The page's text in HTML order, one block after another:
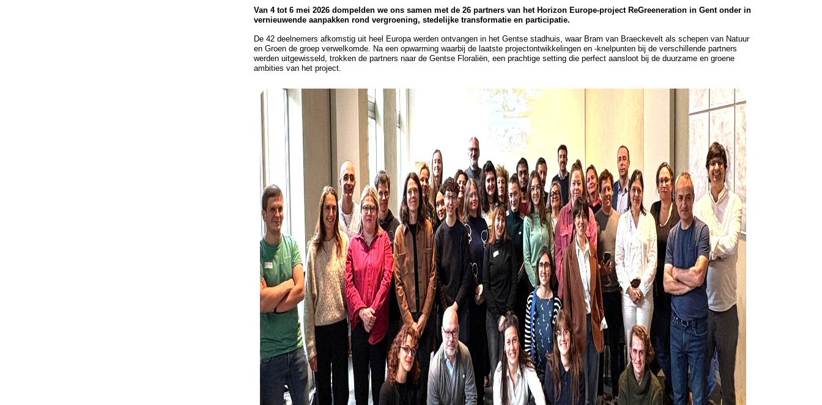
Van 4 tot 6 mei 2026 dompelden we ons samen met de 26 partners van het Horizon Europe-project ReGreeneration in Gent onder in
vernieuwende aanpakken rond vergroening, stedelijke transformatie en participatie.
De 42 deelnemers afkomstig uit heel Europa werden ontvangen in het Gentse stadhuis, waar Bram van Braeckevelt als schepen van Natuur
en Groen de groep verwelkomde. Na een opwarming waarbij de laatste projectontwikkelingen en -knelpunten bij de verschillende partners
werden uitgewisseld, trokken de partners naar de Gentse Floraliën, een prachtige setting die perfect aansloot bij de duurzame en groene
ambities van het project.